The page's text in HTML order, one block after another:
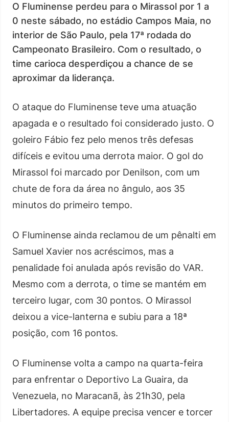
O Fluminense perdeu para o Mirassol por 1 a
0 neste sábado, no estádio Campos Maia, no
interior de São Paulo, pela 17ª rodada do
Campeonato Brasileiro. Com o resultado, o
time carioca desperdiçou a chance de se
aproximar da liderança.
O ataque do Fluminense teve uma atuação
apagada e o resultado foi considerado justo. O
goleiro Fábio fez pelo menos três defesas
difíceis e evitou uma derrota maior. O gol do
Mirassol foi marcado por Denilson, com um
chute de fora da área no ângulo, aos 35
minutos do primeiro tempo.
O Fluminense ainda reclamou de um pênalti em
Samuel Xavier nos acréscimos, mas a
penalidade foi anulada após revisão do VAR.
Mesmo com a derrota, o time se mantém em
terceiro lugar, com 30 pontos. O Mirassol
deixou a vice-lanterna e subiu para a 18ª
posição, com 16 pontos.
O Fluminense volta a campo na quarta-feira
para enfrentar o Deportivo La Guaira, da
Venezuela, no Maracanã, às 21h30, pela
Libertadores. A equipe precisa vencer e torcer